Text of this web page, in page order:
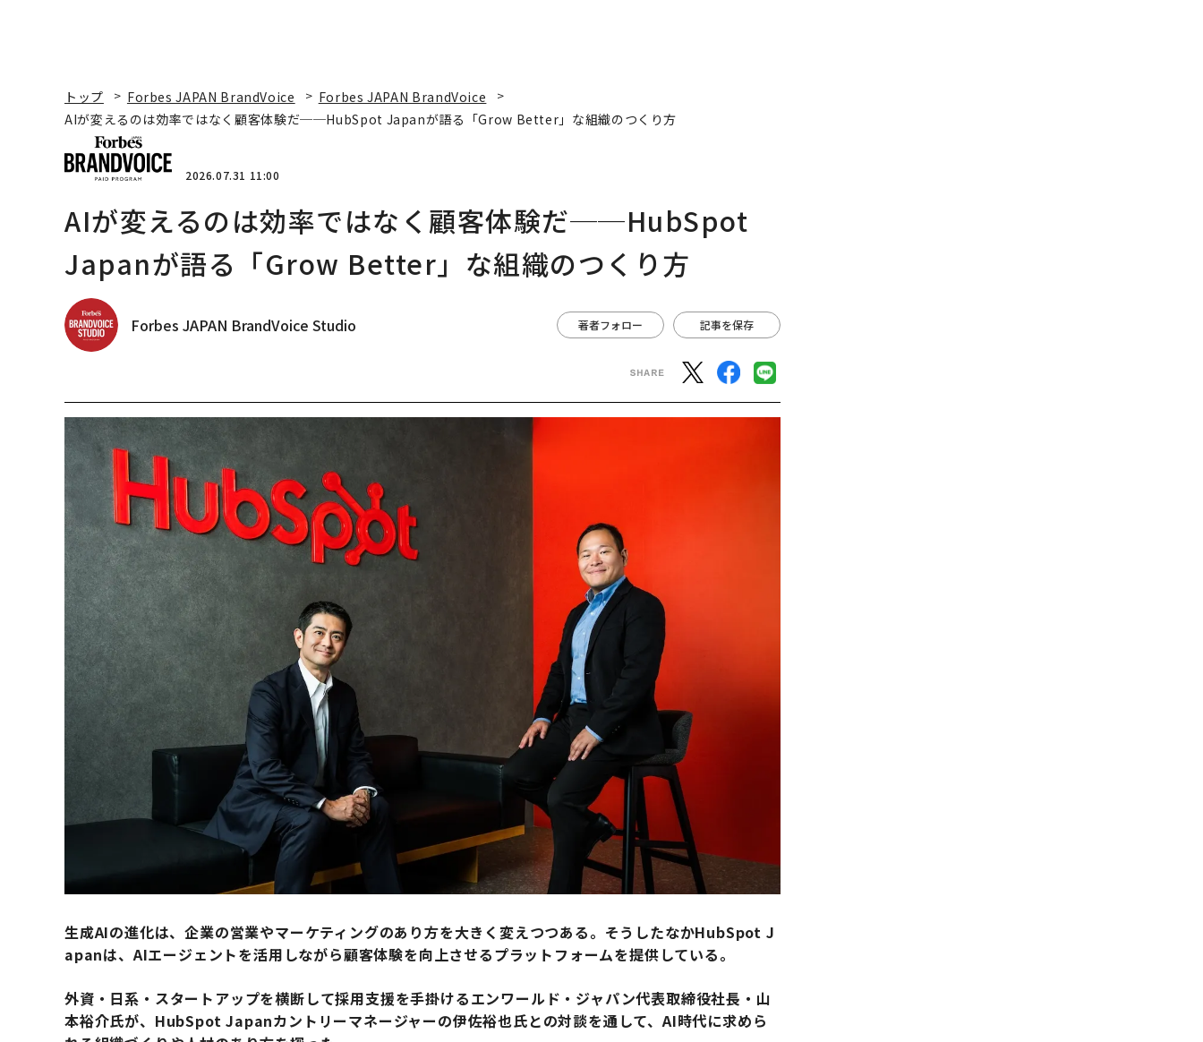
トップ Forbes JAPAN BrandVoice
Forbes JAPAN BrandVoice
AIが変えるのは効率ではなく顧客体験だ──HubSpot Japanが語る「Grow Better」な組織のつくり方
2026.07.31 11:00
AIが変えるのは効率ではなく顧客体験だ──HubSpot
Japanが語る「Grow Better」な組織のつくり方
Forbes JAPAN BrandVoice Studio 著者フォロー 記事を保存
生成AIの進化は、企業の営業やマーケティングのあり方を大きく変えつつある。そうしたなかHubSpot J
apanは、AIエージェントを活用しながら顧客体験を向上させるプラットフォームを提供している。
外資・日系・スタートアップを横断して採用支援を手掛けるエンワールド・ジャパン代表取締役社長・山
本裕介氏が、HubSpot Japanカントリーマネージャーの伊佐裕也氏との対談を通して、AI時代に求めら